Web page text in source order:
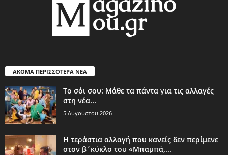
ΑΚΟΜΑ ΠΕΡΙΣΣΟΤΕΡΑ ΝΕΑ
Το σόι σου: Μάθε τα πάντα για τις αλλαγές
στη νέα...
5 Αυγούστου 2026
Η τεράστια αλλαγή που κανείς δεν περίμενε
στον β΄κύκλο του «Μπαμπά,...